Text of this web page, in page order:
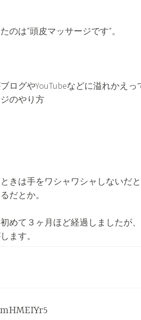
のは”頭皮マッサージです”。
ログやYouTubeなどに溢れかえ
のやり方
きは手をワシャワシャしないだ
だとか。
めて３ヶ月ほど経過しましたが
ます。
mHMEIYr5